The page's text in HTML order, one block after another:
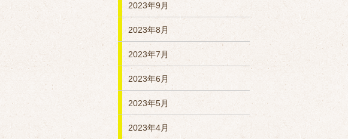
2023年9月
2023年8月
2023年7月
2023年6月
2023年5月
2023年4月